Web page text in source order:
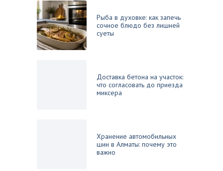
Рыба в духовке: как запечь
сочное блюдо без лишней
суеты
Доставка бетона на участок:
что согласовать до приезда
миксера
Хранение автомобильных
шин в Алматы: почему это
важно